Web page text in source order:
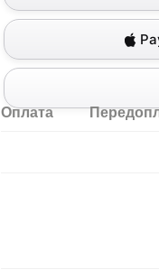
Оплата